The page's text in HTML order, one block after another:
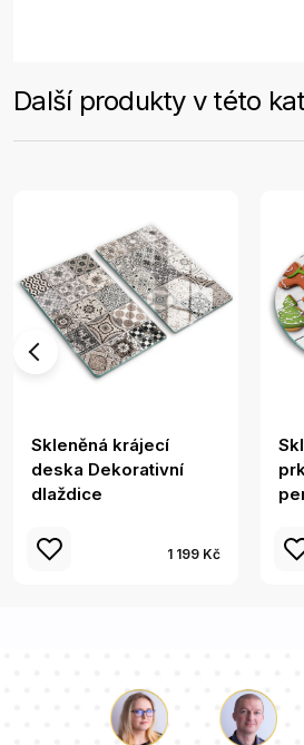
Další produkty v této
Skleněná krájecí
deska Dekorativní
dlaždice
1 199 Kč